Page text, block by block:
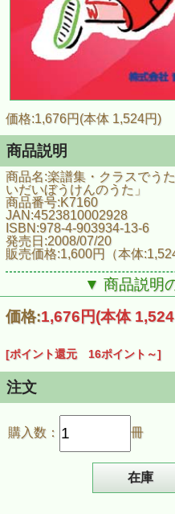
価格:1,676円(本体 1,524円)
商品説明
商品名:楽譜集・クラスでう
いだいぼうけんのうた」
商品番号:K7160
JAN:4523810002928
ISBN:978-4-903934-13-6
発売日:2008/07/20
販売価格:1,600円（本体
だいだいだいぼうけんのう
の上のポニョ／スマイル音
も。／じゅげむ じゅげむ／
Road／空の文字
▼ 商品説明
価格:1,676円(本体
[ポイント還元 16ポイント～]
注文
購入数： 冊
在庫